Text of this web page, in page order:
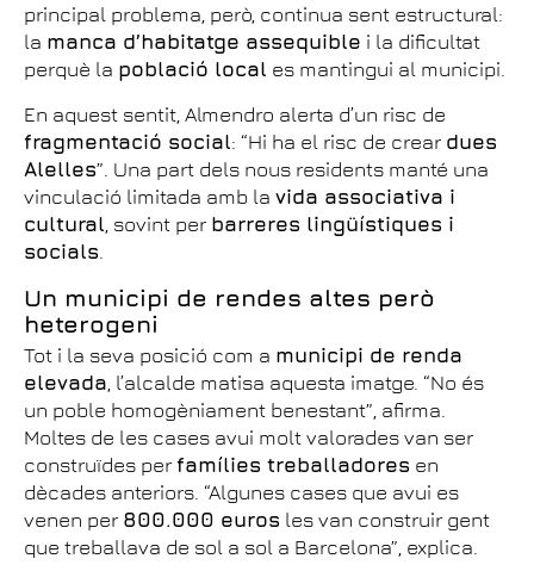
principal problema, però, continua sent estructural:
la manca d’habitatge assequible i la dificultat
perquè la població local es mantingui al municipi.
En aquest sentit, Almendro alerta d’un risc de
fragmentació social: “Hi ha el risc de crear dues
Alelles”. Una part dels nous residents manté una
vinculació limitada amb la vida associativa i
cultural , sovint per barreres lingüístiques i
socials
Un municipi de rendes altes però
heterogeni
Tot i la seva posició com a municipi de renda
elevada , l’alcalde matisa aquesta imatge. “No és
un poble homogèniament benestant”, afirma.
Moltes de les cases avui molt valorades van ser
construïdes per famílies treballadores en
dècades anteriors. “Algunes cases que avui es
venen per 800.000 euros les van construir gent
que treballava de sol a sol a Barcelona”, explica.